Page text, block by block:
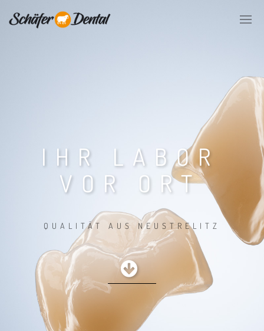
IHR LABOR
VOR ORT
QUALITÄT AUS NEUSTRELITZ